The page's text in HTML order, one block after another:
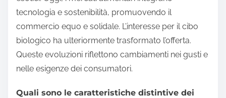
tecnologia e sostenibilità, promuovendo il
commercio equo e solidale. L’interesse per il cibo
biologico ha ulteriormente trasformato l’offerta.
Queste evoluzioni riflettono cambiamenti nei gusti e
nelle esigenze dei consumatori.
Quali sono le caratteristiche distintive dei